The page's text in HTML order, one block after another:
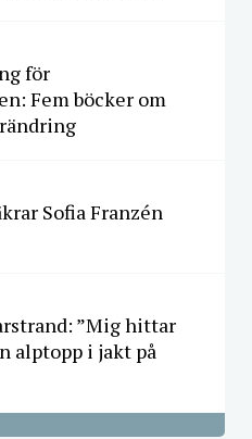
för
Fem böcker om
Sofia Franzén
”Mig hittar
alptopp i jakt på